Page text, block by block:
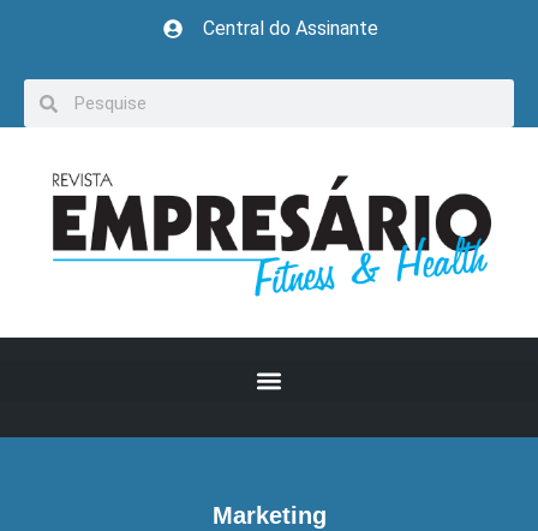
Central do Assinante
Marketing